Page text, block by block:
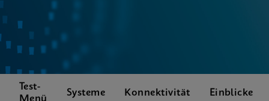
Test-
Menü
Systeme Konnektivität Einblicke